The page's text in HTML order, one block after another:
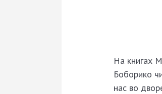
На книгах
Боборико
нас во